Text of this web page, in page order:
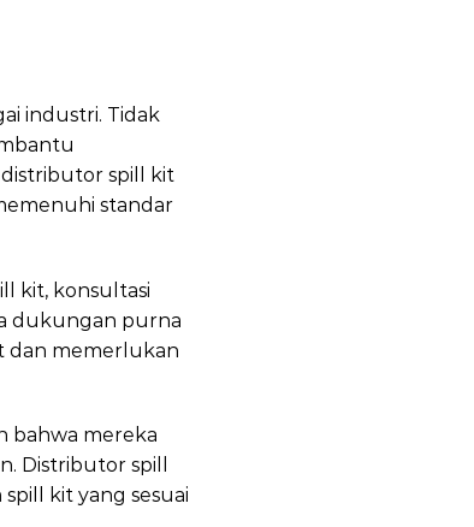
industri. Tidak
spill kit
standar
kit, konsultasi
dukungan purna
dan memerlukan
bahwa mereka
Distributor spill
kit yang sesuai